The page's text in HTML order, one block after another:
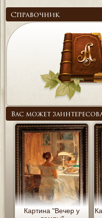
Справочник
Вас может
Картина "Вечер у